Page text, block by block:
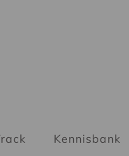
Kennisbank